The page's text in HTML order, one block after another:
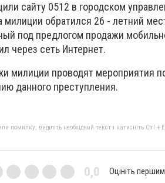
сайту 0512 в городском
милиции обратился 26 - летний
под предлогом продажи
через сеть Интернет.
милиции проводят мероприятия
данного преступления.
помилку, виділіть необхідний текст і натисніть Ctrl +
0,0 Оцініть першим